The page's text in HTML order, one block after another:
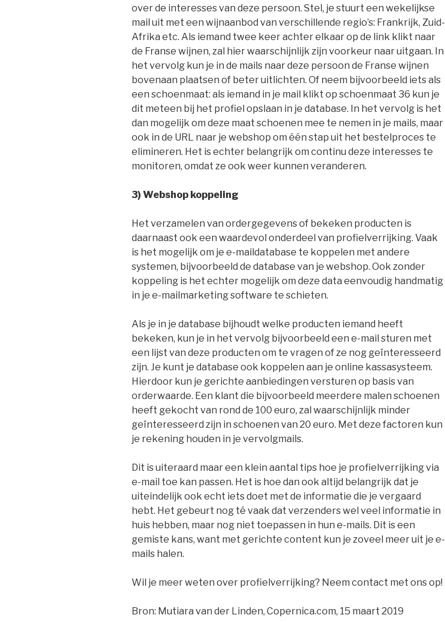
over de interesses van deze persoon. Stel, je stuurt een wekelijkse
mail uit met een wijnaanbod van verschillende regio’s: Frankrijk, Zuid-
Afrika etc. Als iemand twee keer achter elkaar op de link klikt naar
de Franse wijnen, zal hier waarschijnlijk zijn voorkeur naar uitgaan. In
het vervolg kun je in de mails naar deze persoon de Franse wijnen
bovenaan plaatsen of beter uitlichten. Of neem bijvoorbeeld iets als
een schoenmaat: als iemand in je mail klikt op schoenmaat 36 kun je
dit meteen bij het profiel opslaan in je database. In het vervolg is het
dan mogelijk om deze maat schoenen mee te nemen in je mails, maar
ook in de URL naar je webshop om één stap uit het bestelproces te
elimineren. Het is echter belangrijk om continu deze interesses te
monitoren, omdat ze ook weer kunnen veranderen.
3) Webshop koppeling
Het verzamelen van ordergegevens of bekeken producten is
daarnaast ook een waardevol onderdeel van profielverrijking. Vaak
is het mogelijk om je e-maildatabase te koppelen met andere
systemen, bijvoorbeeld de database van je webshop. Ook zonder
koppeling is het echter mogelijk om deze data eenvoudig handmatig
in je e-mailmarketing software te schieten.
Als je in je database bijhoudt welke producten iemand heeft
bekeken, kun je in het vervolg bijvoorbeeld een e-mail sturen met
een lijst van deze producten om te vragen of ze nog geïnteresseerd
zijn. Je kunt je database ook koppelen aan je online kassasysteem.
Hierdoor kun je gerichte aanbiedingen versturen op basis van
orderwaarde. Een klant die bijvoorbeeld meerdere malen schoenen
heeft gekocht van rond de 100 euro, zal waarschijnlijk minder
geïnteresseerd zijn in schoenen van 20 euro. Met deze factoren kun
je rekening houden in je vervolgmails.
Dit is uiteraard maar een klein aantal tips hoe je profielverrijking via
e-mail toe kan passen. Het is hoe dan ook altijd belangrijk dat je
uiteindelijk ook echt iets doet met de informatie die je vergaard
hebt. Het gebeurt nog té vaak dat verzenders wel veel informatie in
huis hebben, maar nog niet toepassen in hun e-mails. Dit is een
gemiste kans, want met gerichte content kun je zoveel meer uit je e-
mails halen.
Wil je meer weten over profielverrijking? Neem contact met ons op!
Bron: Mutiara van der Linden, Copernica.com, 15 maart 2019